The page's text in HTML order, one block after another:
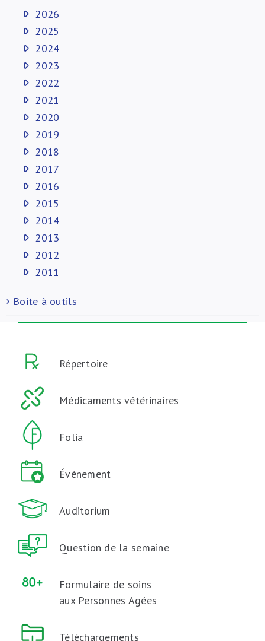
2026
2025
2024
2023
2022
2021
2020
2019
2018
2017
2016
2015
2014
2013
2012
2011
Boite à outils
Répertoire
Médicaments vétérinaires
Folia
Événement
Auditorium
Question de la semaine
Formulaire de soins
aux Personnes Agées
Téléchargements